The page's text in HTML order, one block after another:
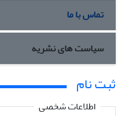
تماس با ما
سیاست های نشریه
ثبت نام
اطلاعات شخصی